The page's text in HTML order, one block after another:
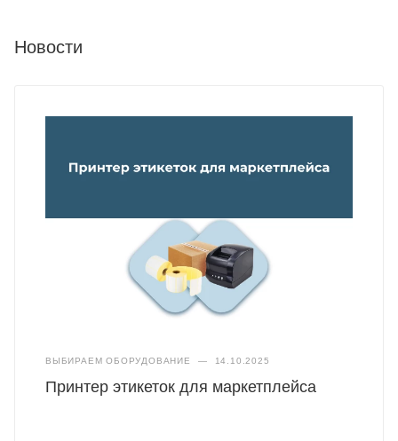
Новости
ВЫБИРАЕМ ОБОРУДОВАНИЕ — 14.10.2025
Принтер этикеток для маркетплейса